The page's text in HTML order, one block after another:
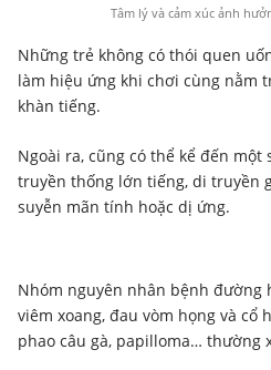
Tâm lý và cảm xúc ảnh
Những trẻ không có thói quen
làm hiệu ứng khi chơi cùng nằm
khàn tiếng.
Ngoài ra, cũng có thể kể đến một
truyền thống lớn tiếng, di truyền
suyễn mãn tính hoặc dị ứng.
Nhóm nguyên nhân bệnh đường
viêm xoang, đau vòm họng và cổ
phao câu gà, papilloma… thường